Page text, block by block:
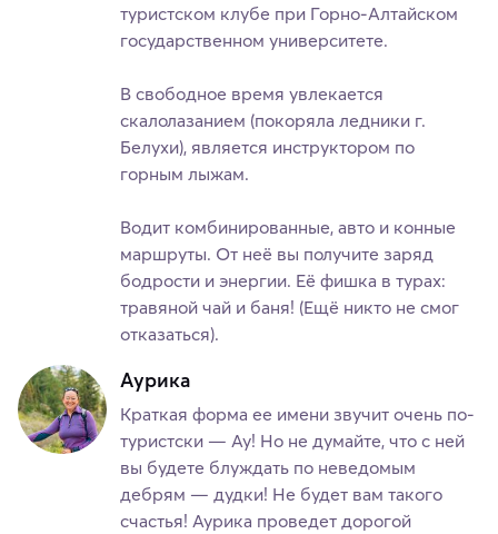
туристском клубе при Горно-Алтайском
государственном университете.
В свободное время увлекается
скалолазанием (покоряла ледники г.
Белухи), является инструктором по
горным лыжам.
Водит комбинированные, авто и конные
маршруты. От неё вы получите заряд
бодрости и энергии. Её фишка в турах:
травяной чай и баня! (Ещё никто не смог
отказаться).
Аурика
Краткая форма ее имени звучит очень по-
туристски — Ау! Но не думайте, что с ней
вы будете блуждать по неведомым
дебрям — дудки! Не будет вам такого
счастья! Аурика проведет дорогой